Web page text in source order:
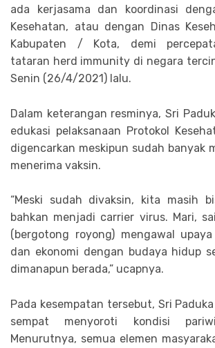
ada kerjasama dan koordinasi
Kesehatan, atau dengan Dinas
Kabupaten / Kota, demi
tataran herd immunity di negara
Senin (26/4/2021) lalu.
Dalam keterangan resminya, Sri
edukasi pelaksanaan Protokol
digencarkan meskipun sudah banyak
menerima vaksin.
“Meski sudah divaksin, kita masih
bahkan menjadi carrier virus. Mari,
(bergotong royong) mengawal upaya
dan ekonomi dengan budaya hidup
dimanapun berada,” ucapnya.
Pada kesempatan tersebut, Sri
sempat menyoroti kondisi
Menurutnya, semua elemen